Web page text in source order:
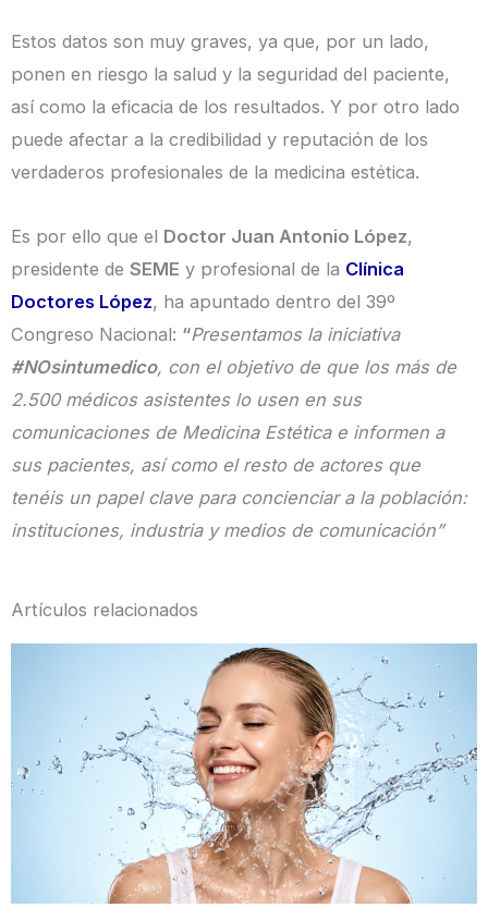
Estos datos son muy graves, ya que, por un lado,
ponen en riesgo la salud y la seguridad del paciente,
así como la eficacia de los resultados. Y por otro lado
puede afectar a la credibilidad y reputación de los
verdaderos profesionales de la medicina estética.
Es por ello que el Doctor Juan Antonio López,
presidente de SEME y profesional de la Clínica
Doctores López, ha apuntado dentro del 39º
Congreso Nacional: “Presentamos la iniciativa
#NOsintumedico, con el objetivo de que los más de
2.500 médicos asistentes lo usen en sus
comunicaciones de Medicina Estética e informen a
sus pacientes, así como el resto de actores que
tenéis un papel clave para concienciar a la población:
instituciones, industria y medios de comunicación”
Artículos relacionados